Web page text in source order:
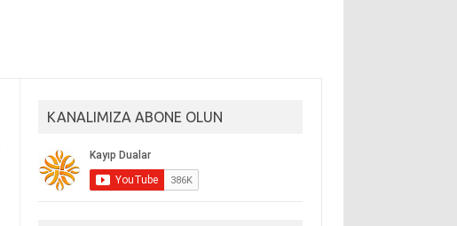
KANALIMIZA ABONE OLUN